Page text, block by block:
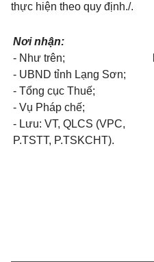
thực hiện theo quy định./.
Nơi nhận:
- Như trên;
- UBND tỉnh Lạng Sơn;
- Tổng cục Thuế;
- Vụ Pháp chế;
- Lưu: VT, QLCS (VPC,
P.TSTT, P.TSKCHT).